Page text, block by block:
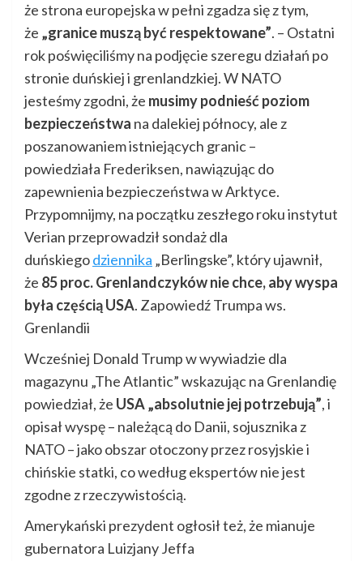
że strona europejska w pełni zgadza się z tym,
że „granice muszą być respektowane”. – Ostatni
rok poświęciliśmy na podjęcie szeregu działań po
stronie duńskiej i grenlandzkiej. W NATO
jesteśmy zgodni, że musimy podnieść poziom
bezpieczeństwa na dalekiej północy, ale z
poszanowaniem istniejących granic –
powiedziała Frederiksen, nawiązując do
zapewnienia bezpieczeństwa w Arktyce.
Przypomnijmy, na początku zeszłego roku instytut
Verian przeprowadził sondaż dla
duńskiegodziennika „Berlingske”, który ujawnił,
że 85 proc. Grenlandczyków nie chce, aby wyspa
była częścią USA. Zapowiedź Trumpa ws.
Grenlandii
Wcześniej Donald Trump w wywiadzie dla
magazynu „The Atlantic” wskazując na Grenlandię
powiedział, że USA „absolutnie jej potrzebują”, i
opisał wyspę – należącą do Danii, sojusznika z
NATO – jako obszar otoczony przez rosyjskie i
chińskie statki, co według ekspertów nie jest
zgodne z rzeczywistością.
Amerykański prezydent ogłosił też, że mianuje
gubernatora Luizjany Jeffa